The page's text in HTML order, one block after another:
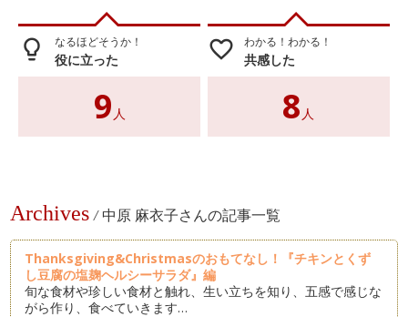
lightbulb_outline なるほどそうか！
役に立った
9 人
favorite_border わかる！わかる！
共感した
8 人
Archives / 中原 麻衣子さんの記事一覧
Thanksgiving&Christmasのおもてなし！『チキンとくず
し豆腐の塩麹ヘルシーサラダ』編
旬な食材や珍しい食材と触れ、生い立ちを知り、五感で感じな
がら作り、食べていきます…